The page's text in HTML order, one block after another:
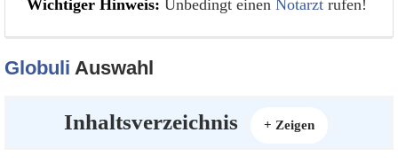
Wichtiger Hinweis: Unbedingt einen Notarzt rufen!
Globuli Auswahl
Inhaltsverzeichnis + Zeigen